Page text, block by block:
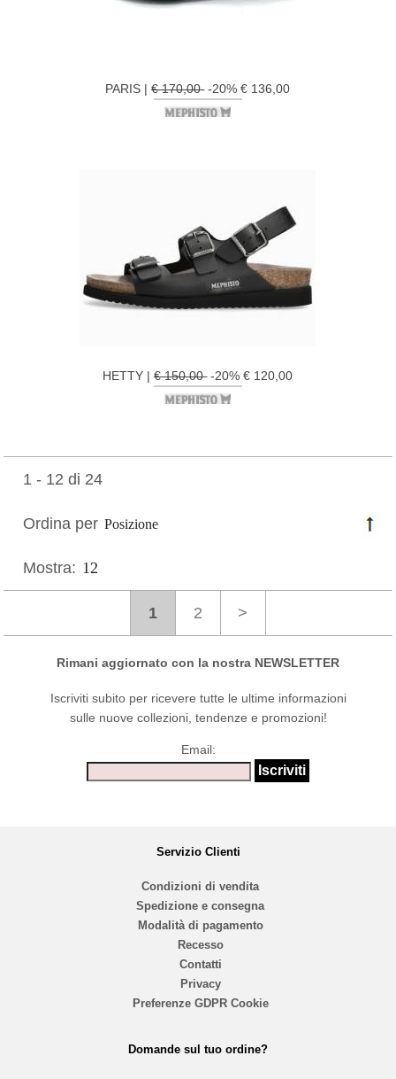
PARIS |€ 170,00-20% € 136,00
HETTY |€ 150,00-20% € 120,00
1 - 12 di 24
Ordina per
Mostra:
1 2 >
Rimani aggiornato con la nostra NEWSLETTER
Iscriviti subito per ricevere tutte le ultime informazioni
sulle nuove collezioni, tendenze e promozioni!
Email:
Servizio Clienti
Condizioni di vendita
Spedizione e consegna
Modalità di pagamento
Recesso
Contatti
Privacy
Preferenze GDPR Cookie
Domande sul tuo ordine?